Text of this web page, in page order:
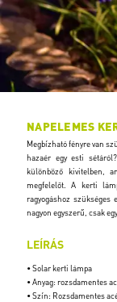
NAPELEMES
Megbízható fényre van
hazaér egy esti
különböző kivitelben,
megfelelőt. A kerti
ragyogáshoz szükséges
nagyon egyszerű, csak
LEÍRÁS
• Solar kerti lámpa
• Anyag: rozsdamentes
• Szín: Rozsdamentes